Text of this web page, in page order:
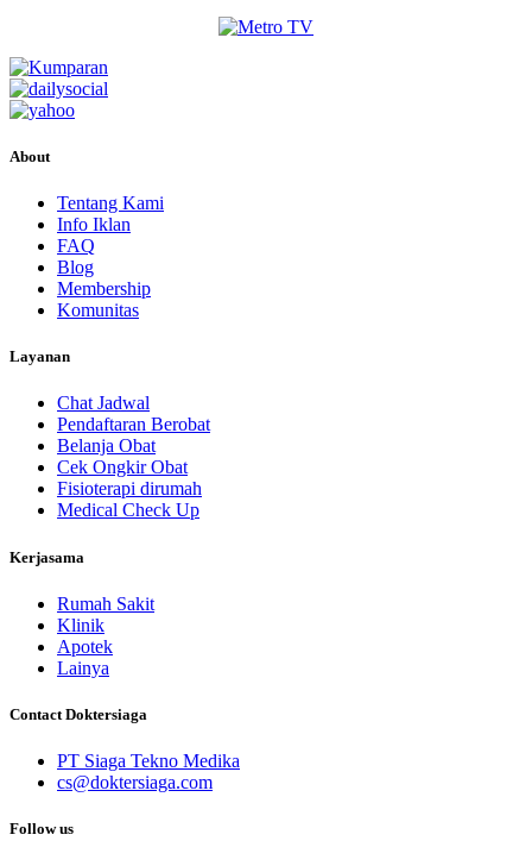
About
Tentang Kami
Info Iklan
FAQ
Blog
Membership
Komunitas
Layanan
Chat Jadwal
Pendaftaran Berobat
Belanja Obat
Cek Ongkir Obat
Fisioterapi dirumah
Medical Check Up
Kerjasama
Rumah Sakit
Klinik
Apotek
Lainya
Contact Doktersiaga
PT Siaga Tekno Medika
cs@doktersiaga.com
Follow us